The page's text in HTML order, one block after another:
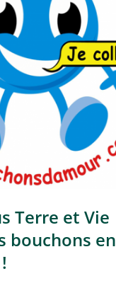
Terre et Vie
bouchons en